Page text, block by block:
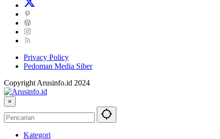
Privacy Policy
Pedoman Media Siber
Copyright Arusinfo.id 2024
×
Kategori